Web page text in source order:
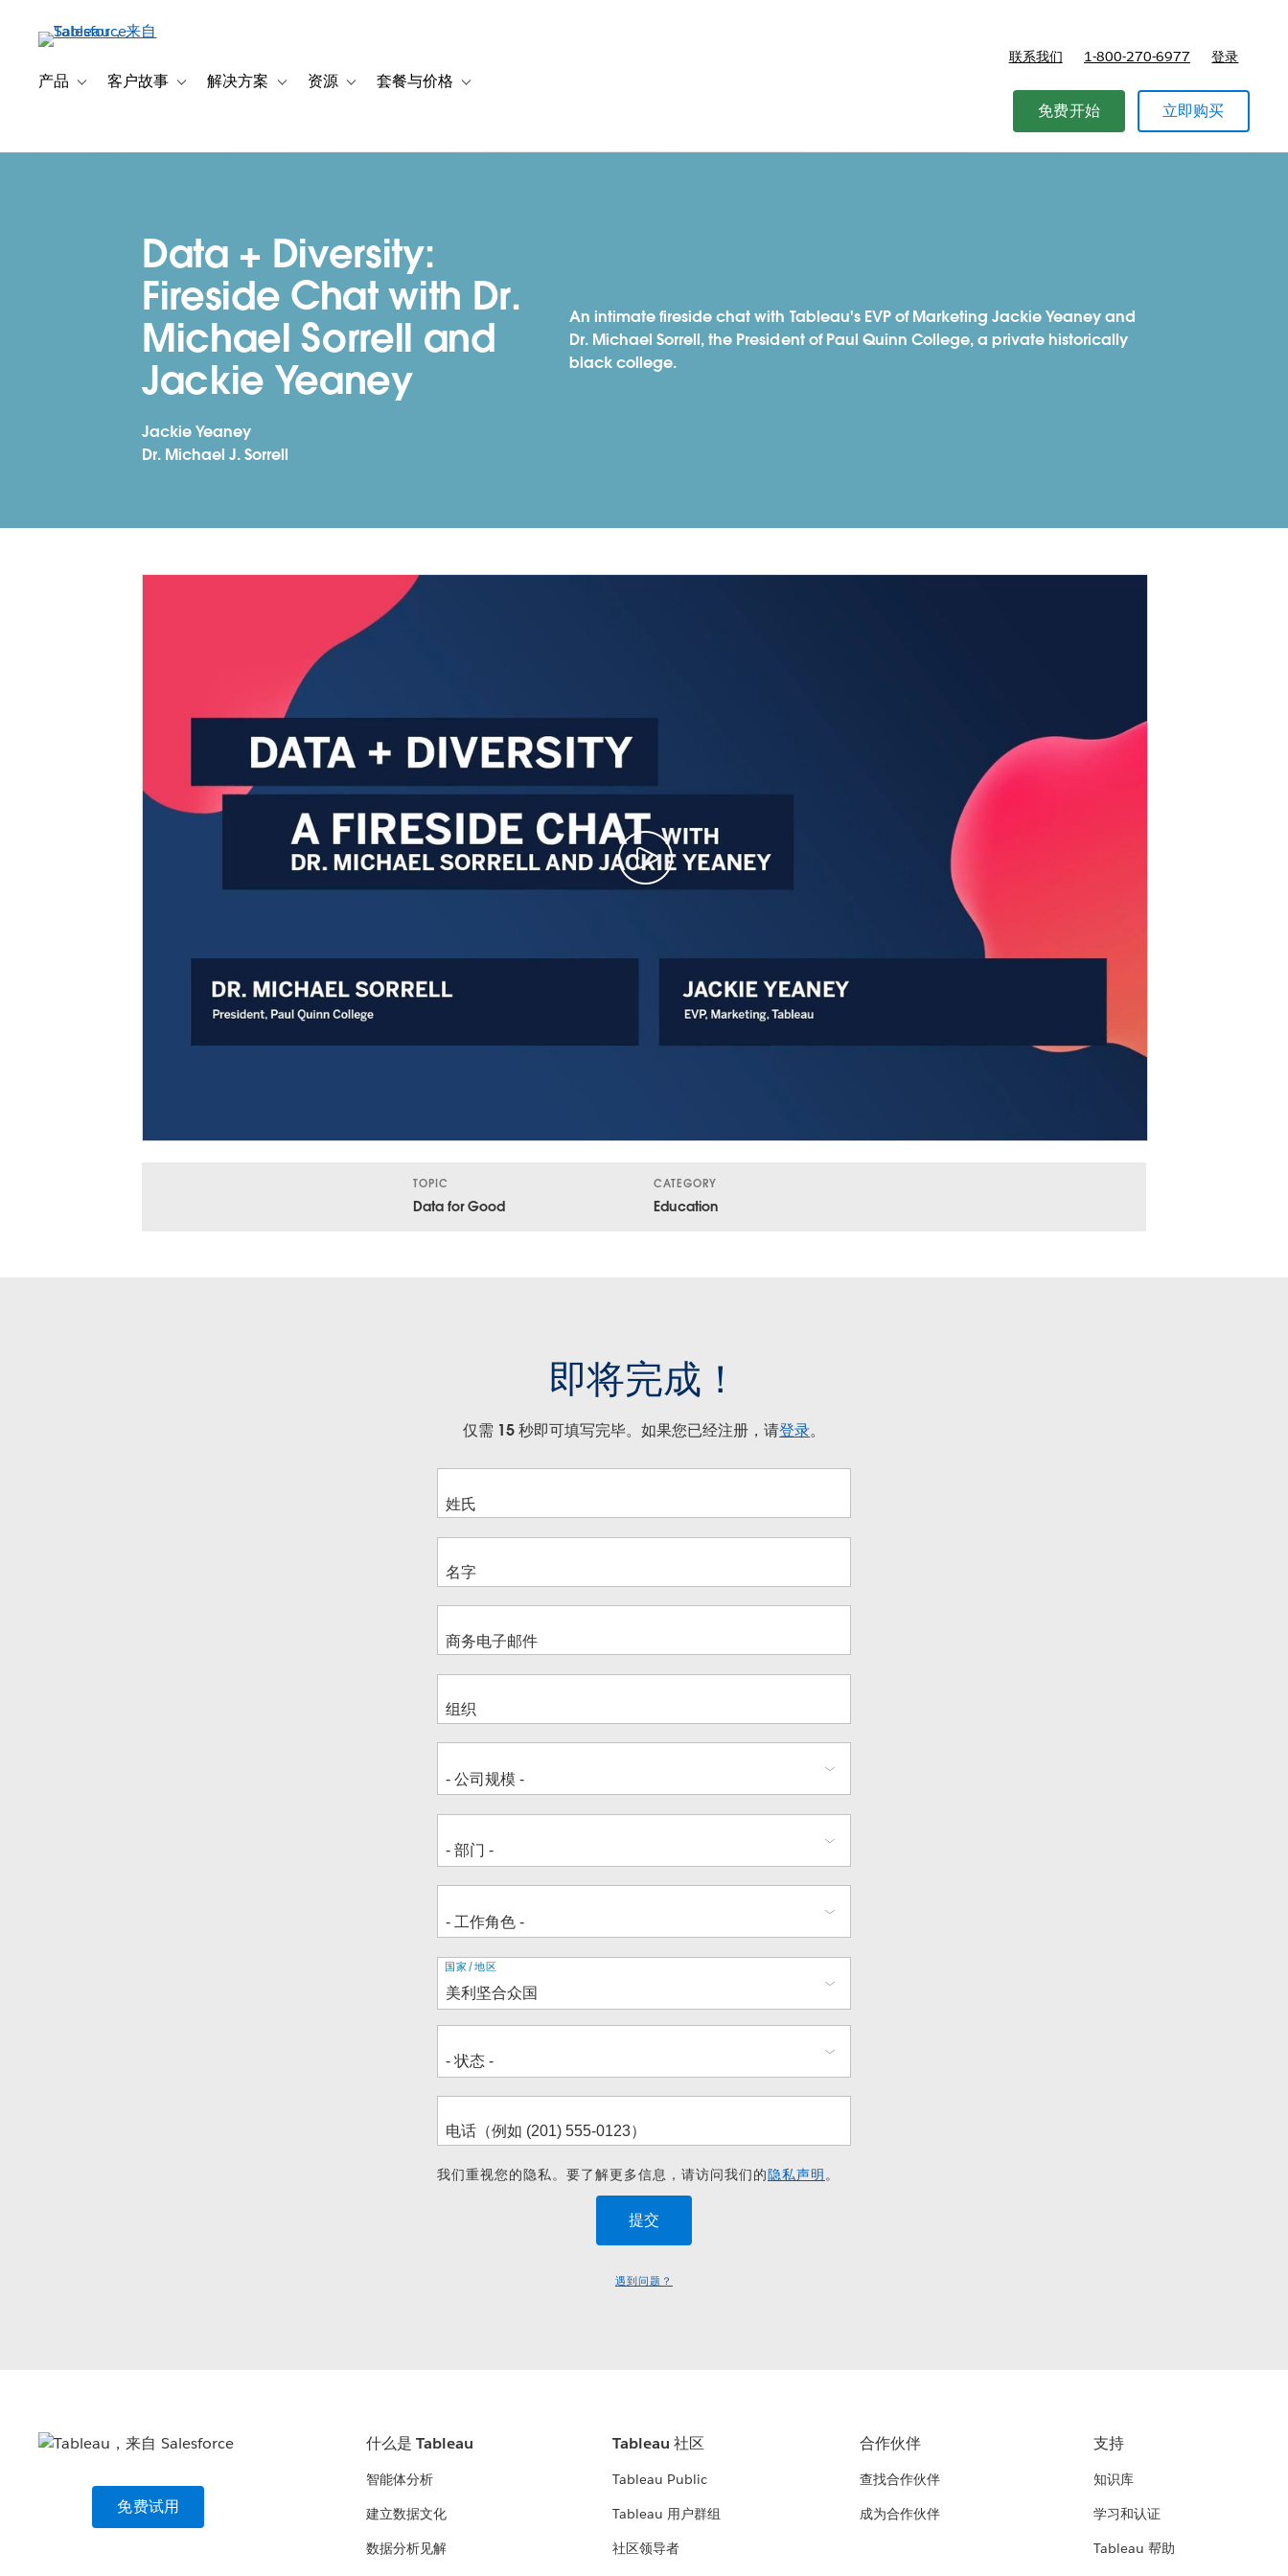
容
产品 Toggle sub-navigation for 产品
客户故事 Toggle sub-navigation for 客户故事
解决方案 Toggle sub-navigation for 解决方案
资源 Toggle sub-navigation for 资源
套餐与价格 Toggle sub-navigation for 套餐与价格
联系我们 1-800-270-6977 登录
免费开始 立即购买
Data + Diversity:
Fireside Chat with Dr.
Michael Sorrell and
Jackie Yeaney
Jackie Yeaney
Dr. Michael J. Sorrell
An intimate fireside chat with Tableau's EVP of Marketing Jackie Yeaney and
Dr. Michael Sorrell, the President of Paul Quinn College, a private historically
black college.
TOPIC
Data for Good
CATEGORY
Education
即将完成！
仅需 15 秒即可填写完毕。如果您已经注册，请登录。
地
址
国家/地区
我们重视您的隐私。要了解更多信息，请访问我们的隐私声明。
遇到问题？
免费试用
什么是 Tableau
智能体分析
建立数据文化
数据分析见解
Tableau 社区
Tableau Public
Tableau 用户群组
社区领导者
合作伙伴
查找合作伙伴
成为合作伙伴
支持
知识库
学习和认证
Tableau 帮助